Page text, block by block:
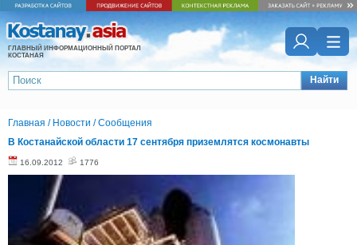
ГЛАВНЫЙ ИНФОРМАЦИОННЫЙ ПОРТАЛ
КОСТАНАЯ
Найти
Главная / Новости /Сообщения
В Костанайской области 17 сентября приземлятся космонавты
16.09.2012 1776